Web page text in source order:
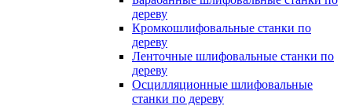
дереву
Кромкошлифовальные станки по
дереву
Ленточные шлифовальные станки по
дереву
Осцилляционные шлифовальные
станки по дереву